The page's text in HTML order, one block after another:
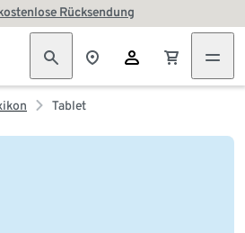
Rücksendung
Tablet